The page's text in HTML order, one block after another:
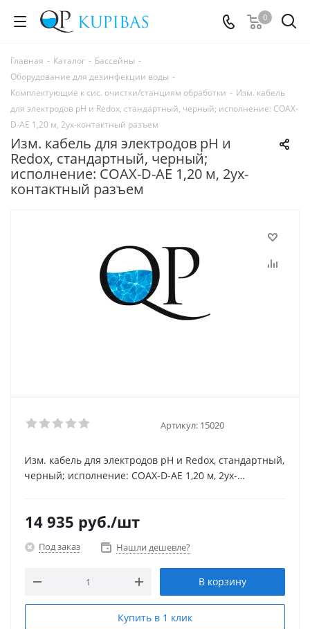
0
Главная - Каталог - Бассейны -
Оборудование для дезинфекции воды -
Комплектующие к сис. очистки/станциям обработки - Изм. кабель
для электродов рН и Redox, стандартный, черный; исполнение: COAX-
D-AE 1,20 м, 2ух-контактный разъем
Изм. кабель для электродов рН и
Redox, стандартный, черный;
исполнение: COAX-D-AE 1,20 м, 2ух-
контактный разъем
Артикул: 15020
Изм. кабель для электродов рН и Redox, стандартный,
черный; исполнение: COAX-D-AE 1,20 м, 2ух-
14 935 руб./шт
Под заказ Нашли дешевле?
В корзину
Купить в 1 клик